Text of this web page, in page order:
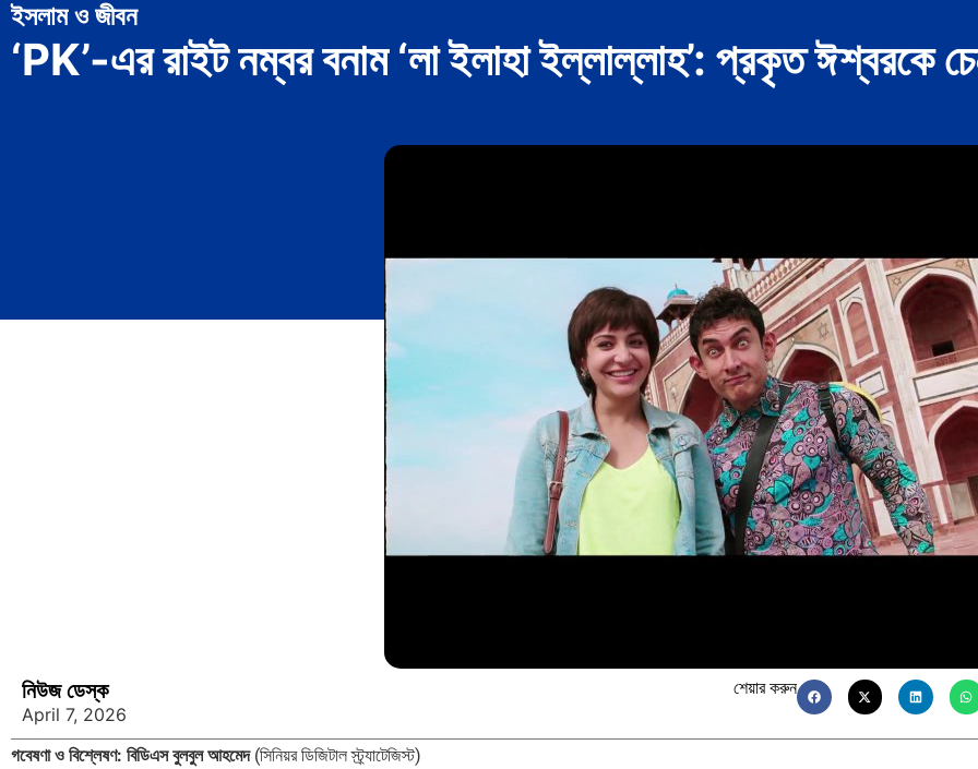
ইসলাম ও জীবন
‘PK’-এর রাইট নম্বর বনাম ‘লা ইলাহা ইল্লাল্লাহ’: প্রকৃত ঈশ্বরকে
নিউজ ডেস্ক
April 7, 2026
শেয়ার করুন
গবেষণা ও বিশ্লেষণ: বিডিএস বুলবুল আহমেদ(সিনিয়র ডিজিটাল স্ট্র্যাটেজিস্ট)